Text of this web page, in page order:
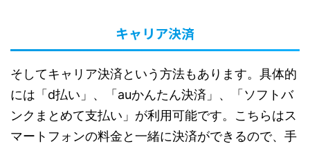
キャリア決済
そしてキャリア決済という方法もあります。具体的
には「d払い」、「auかんたん決済」、「ソフトバ
ンクまとめて支払い」が利用可能です。こちらはス
マートフォンの料金と一緒に決済ができるので、手